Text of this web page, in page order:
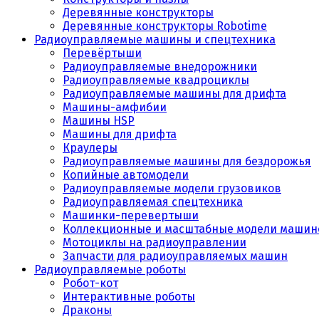
Деревянные конструкторы
Деревянные конструкторы Robotime
Радиоуправляемые машины и спецтехника
Перевёртыши
Радиоуправляемые внедорожники
Радиоуправляемые квадроциклы
Радиоуправляемые машины для дрифта
Машины-амфибии
Машины HSP
Машины для дрифта
Краулеры
Радиоуправляемые машины для бездорожья
Копийные автомодели
Радиоуправляемые модели грузовиков
Радиоуправляемая спецтехника
Машинки-перевертыши
Коллекционные и масштабные модели
Мотоциклы на радиоуправлении
Запчасти для радиоуправляемых машин
Радиоуправляемые роботы
Робот-кот
Интерактивные роботы
Драконы